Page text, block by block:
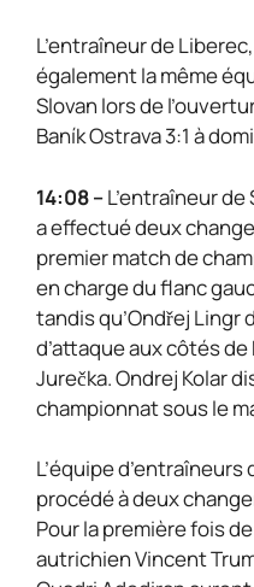
L’entraîneur de
également la même
Slovan lors de
Baník Ostrava 3:1 à
14:08 –L’entraîneur
a effectué deux
premier match de
en charge du flanc
tandis qu’Ondřej Lingr
d’attaque aux côtés de
Jurečka. Ondrej Kolar
championnat sous le
L’équipe
procédé à deux
Pour la première fois
autrichien Vincent